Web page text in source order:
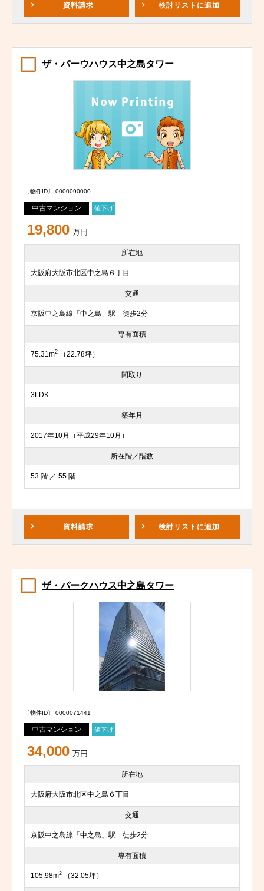
資料請求 検討リスト に追加
ザ・パーウハウス中之島タワー
〔物件ID〕 0000090000
中古マンション 値下げ
19,800 万円
所在地
大阪府大阪市北区中之島６丁目
交通
京阪中之島線「中之島」駅 徒歩2分
専有面積
75.31m2 （22.78坪）
間取り
3LDK
築年月
2017年10月（平成29年10月）
所在階／階数
53 階 ／ 55 階
資料請求 検討リスト に追加
ザ・パークハウス中之島タワー
〔物件ID〕 0000071441
中古マンション 値下げ
34,000 万円
所在地
大阪府大阪市北区中之島６丁目
交通
京阪中之島線「中之島」駅 徒歩2分
専有面積
105.98m2 （32.05坪）